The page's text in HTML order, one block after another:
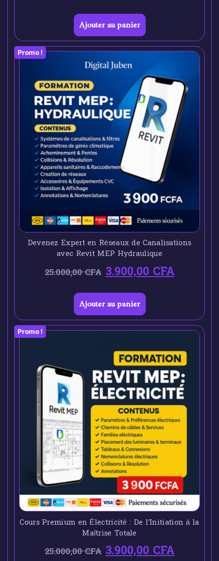
Ajouter au panier
Promo !
Devenez Expert en Réseaux de Canalisations
avec Revit MEP Hydraulique
25.000,00CFA 3.900,00CFA
Ajouter au panier
Promo !
Cours Premium en Électricité : De l’Initiation à la
Maîtrise Totale
25.000,00CFA 3.900,00CFA